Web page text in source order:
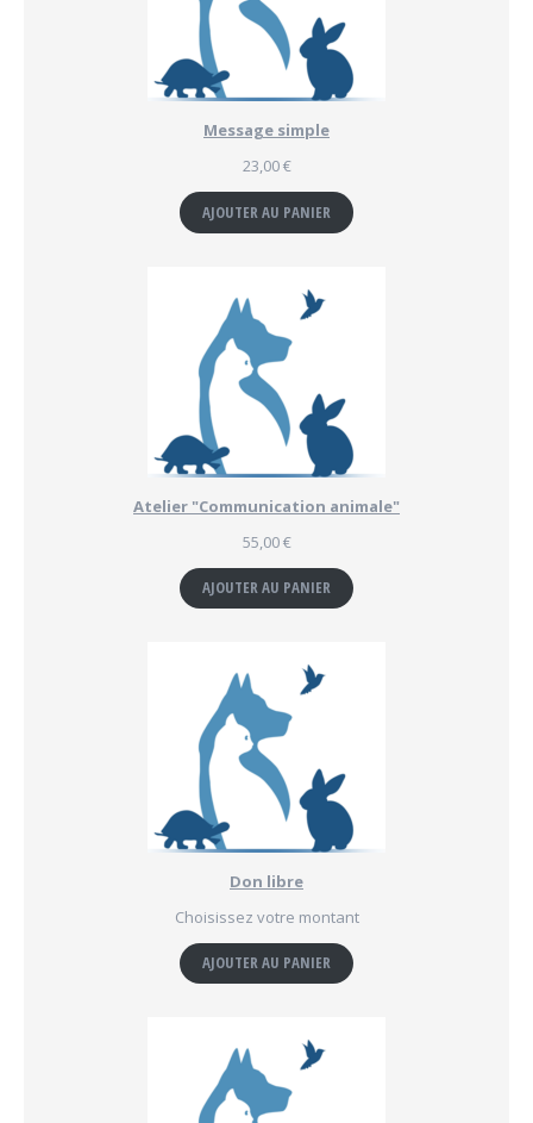
Message simple
23,00€
AJOUTER AU PANIER
Atelier "Communication animale"
55,00€
AJOUTER AU PANIER
Don libre
Choisissez votre montant
AJOUTER AU PANIER